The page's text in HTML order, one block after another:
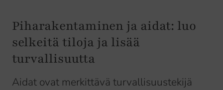
Piharakentaminen ja aidat: luo
selkeitä tiloja ja lisää
turvallisuutta
Aidat ovat merkittävä turvallisuustekijä